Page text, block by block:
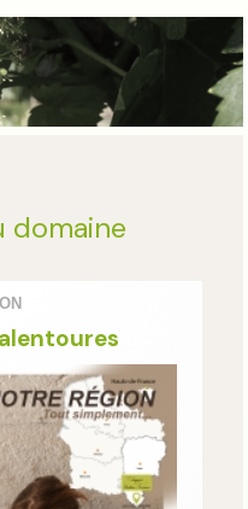
domaine